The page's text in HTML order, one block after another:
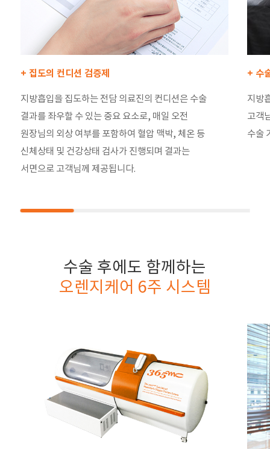
+ 집도의 컨디션 검증제
지방흡입을 집도하는 전담 의료진의 컨디션은 수술
결과를 좌우할 수 있는 중요 요소로, 매일 오전
원장님의 외상 여부를 포함하여 혈압 맥박, 체온 등
신체상태 및 건강상태 검사가 진행되며 결과는
서면으로 고객님께 제공됩니다.
+ 수
지방
고객
수술
수술 후에도 함께하는
오렌지케어 6주 시스템